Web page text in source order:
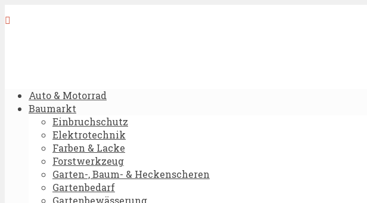
Auto & Motorrad
Baumarkt
Einbruchschutz
Elektrotechnik
Farben & Lacke
Forstwerkzeug
Garten-, Baum- & Heckenscheren
Gartenbedarf
Gartenbewässerung